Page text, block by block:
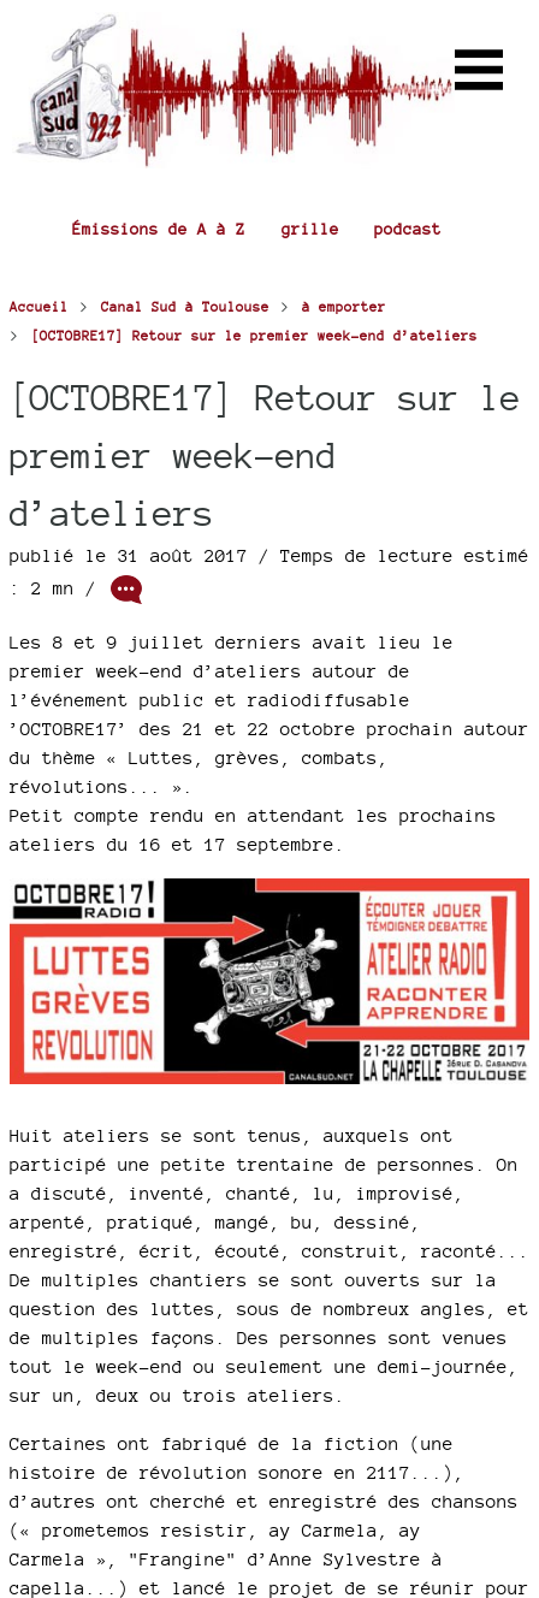
Émissions de A à Z grille podcast
Accueil > Canal Sud à Toulouse > à emporter
> [OCTOBRE17] Retour sur le premier week-end d’ateliers
[OCTOBRE17] Retour sur le
premier week-end
d’ateliers
publié le 31 août 2017 / Temps de lecture estimé
: 2 mn /
Les 8 et 9 juillet derniers avait lieu le
premier week-end d’ateliers autour de
l’événement public et radiodiffusable
’OCTOBRE17’ des 21 et 22 octobre prochain autour
du thème « Luttes, grèves, combats,
révolutions... ».
Petit compte rendu en attendant les prochains
ateliers du 16 et 17 septembre.
Huit ateliers se sont tenus, auxquels ont
participé une petite trentaine de personnes. On
a discuté, inventé, chanté, lu, improvisé,
arpenté, pratiqué, mangé, bu, dessiné,
enregistré, écrit, écouté, construit, raconté...
De multiples chantiers se sont ouverts sur la
question des luttes, sous de nombreux angles, et
de multiples façons. Des personnes sont venues
tout le week-end ou seulement une demi-journée,
sur un, deux ou trois ateliers.
Certaines ont fabriqué de la fiction (une
histoire de révolution sonore en 2117...),
d’autres ont cherché et enregistré des chansons
(« prometemos resistir, ay Carmela, ay
Carmela », "Frangine" d’Anne Sylvestre à
capella...) et lancé le projet de se réunir pour